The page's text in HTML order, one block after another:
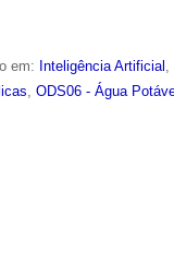
em: Inteligência Artificial ,
,ODS06 - Água